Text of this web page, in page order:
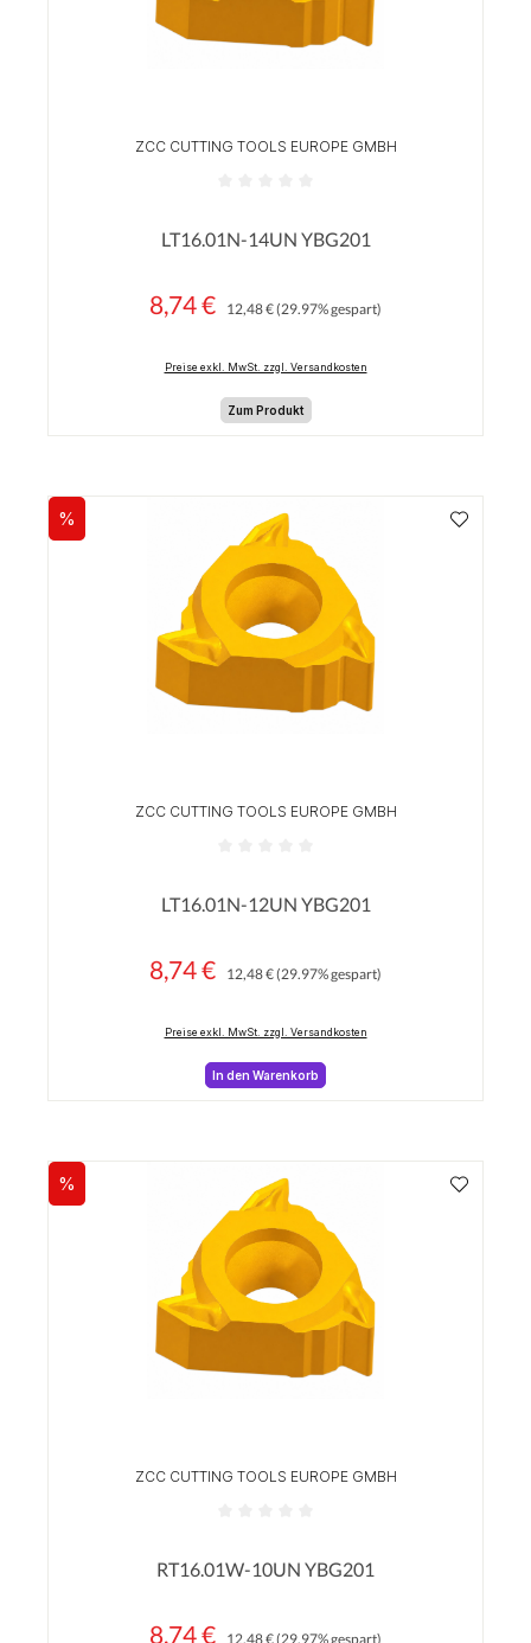
ZCC CUTTING TOOLS EUROPE GMBH
LT16.01N-14UN YBG201
Verkaufspreis:
8,74 € 12,48 €(29.97% gespart)
Preise exkl. MwSt. zzgl. Versandkosten
Zum Produkt
Rabatt
%
ZCC CUTTING TOOLS EUROPE GMBH
LT16.01N-12UN YBG201
Verkaufspreis:
8,74 € 12,48 €(29.97% gespart)
Preise exkl. MwSt. zzgl. Versandkosten
In den Warenkorb
Rabatt
%
ZCC CUTTING TOOLS EUROPE GMBH
RT16.01W-10UN YBG201
Verkaufspreis:
8,74 € 12,48 €(29.97% gespart)